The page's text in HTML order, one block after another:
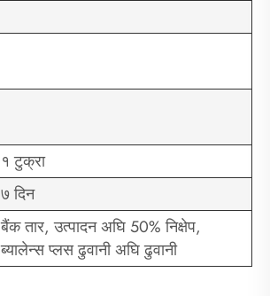
१ टुक्रा
७ दिन
बैंक तार, उत्पादन अघि 50% निक्षेप,
ब्यालेन्स प्लस ढुवानी अघि ढुवानी